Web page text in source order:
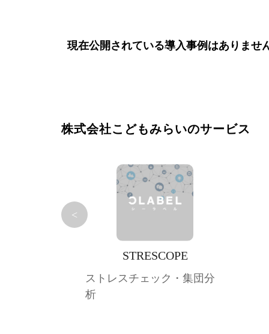
現在公開されている導入事例はありませ
株式会社こどもみらいのサービス
STRESCOPE
ストレスチェック・集団分
析
<